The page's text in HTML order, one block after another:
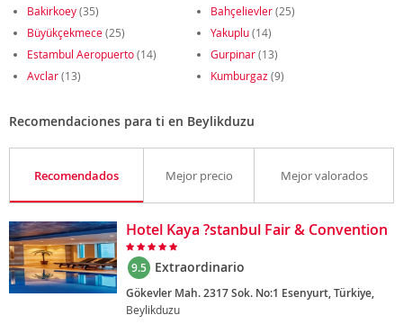
Bakirkoey(35) Bahçelievler(25)
Büyükçekmece(25) Yakuplu(14)
Estambul Aeropuerto(14) Gurpinar(13)
Avclar(13) Kumburgaz (9)
Recomendaciones para ti en Beylikduzu
Recomendados Mejor precio Mejor valorados
Hotel Kaya ?stanbul Fair & Convention
9.5 Extraordinario
Gökevler Mah. 2317 Sok. No:1 Esenyurt, Türkiye,
Beylikduzu